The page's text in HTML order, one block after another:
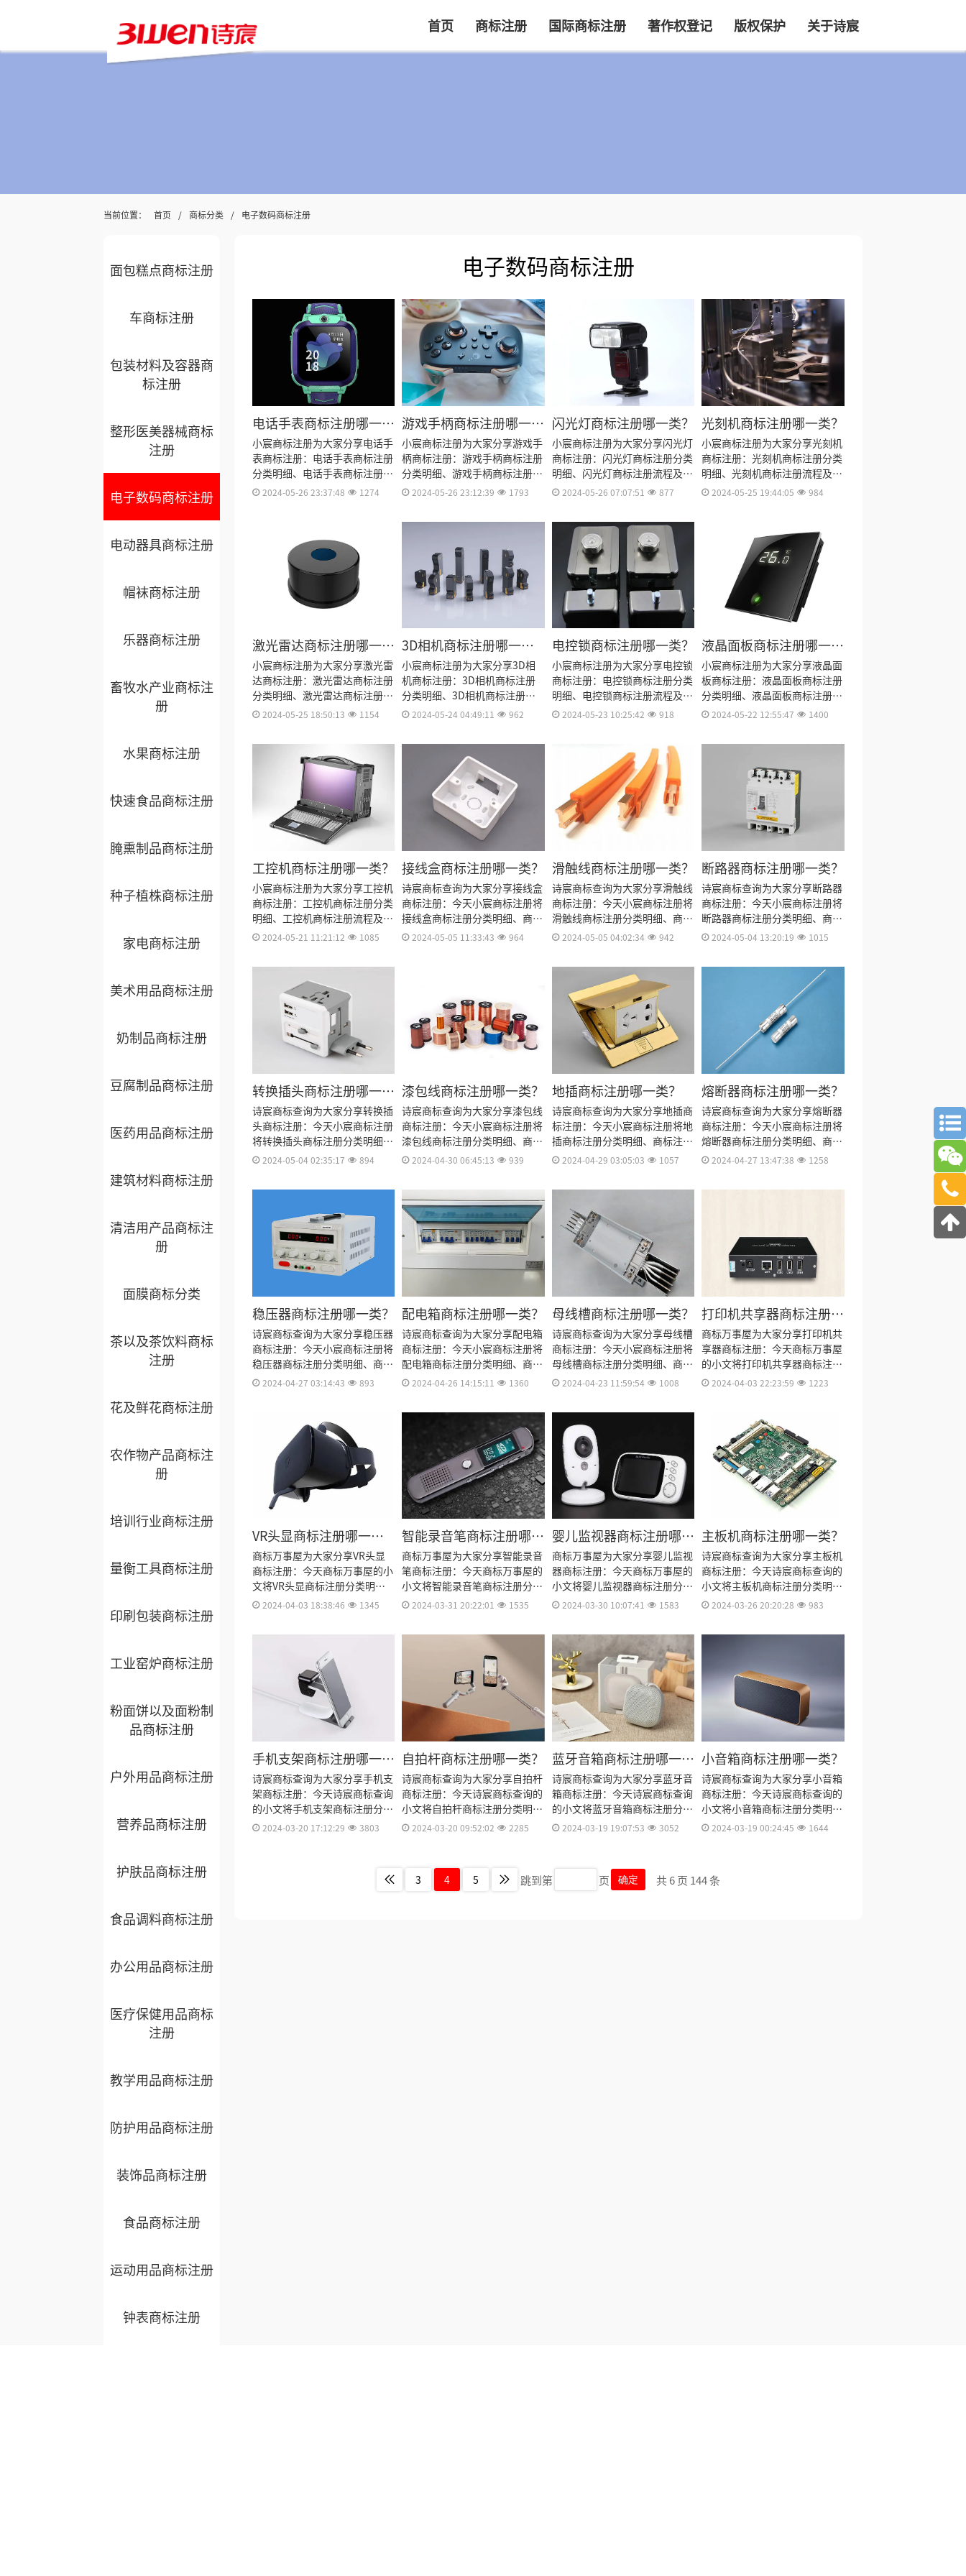
首页 商标注册 国际商标注册 著作权登记 版权保护 关于诗宸
当前位置： 首页 / 商标分类 / 电子数码商标注册
服装商标注册
奶茶商标注册
面包糕点商标注册
车商标注册
包装材料及容器商
标注册
整形医美器械商标
注册
电子数码商标注册
电动器具商标注册
帽袜商标注册
乐器商标注册
畜牧水产业商标注
册
水果商标注册
快速食品商标注册
腌熏制品商标注册
种子植株商标注册
家电商标注册
美术用品商标注册
奶制品商标注册
豆腐制品商标注册
医药用品商标注册
建筑材料商标注册
清洁用产品商标注
册
面膜商标分类
茶以及茶饮料商标
注册
花及鲜花商标注册
农作物产品商标注
册
培训行业商标注册
量衡工具商标注册
印刷包装商标注册
工业窑炉商标注册
粉面饼以及面粉制
品商标注册
户外用品商标注册
营养品商标注册
护肤品商标注册
食品调料商标注册
办公用品商标注册
医疗保健用品商标
注册
教学用品商标注册
防护用品商标注册
装饰品商标注册
食品商标注册
运动用品商标注册
钟表商标注册
电子数码商标注册
电话手表商标注册哪一
类？
小宸商标注册为大家分享电话手
表商标注册：电话手表商标注册
分类明细、电话手表商标注册流
程及费用、电话手表商标注册多
2024-05-26 23:37:48 1274
游戏手柄商标注册哪一
类？
小宸商标注册为大家分享游戏手
柄商标注册：游戏手柄商标注册
分类明细、游戏手柄商标注册流
程及费用、游戏手柄商标注册多
2024-05-26 23:12:39 1793
闪光灯商标注册哪一类？
小宸商标注册为大家分享闪光灯
商标注册：闪光灯商标注册分类
明细、闪光灯商标注册流程及费
用、闪光灯商标注册多久、闪光
2024-05-26 07:07:51 877
光刻机商标注册哪一类？
小宸商标注册为大家分享光刻机
商标注册：光刻机商标注册分类
明细、光刻机商标注册流程及费
用、光刻机商标注册多久、光刻
2024-05-25 19:44:05 984
激光雷达商标注册哪一
类？
小宸商标注册为大家分享激光雷
达商标注册：激光雷达商标注册
分类明细、激光雷达商标注册流
程及费用、激光雷达商标注册多
标注册证书有效期等资料整理出
2024-05-25 18:50:13 1154
3D相机商标注册哪一
类？
小宸商标注册为大家分享3D相
机商标注册：3D相机商标注册
分类明细、3D相机商标注册流
程及费用、3D相机商标注册多
标注册证书有效期等资料整理出
2024-05-24 04:49:11 962
电控锁商标注册哪一类？
小宸商标注册为大家分享电控锁
商标注册：电控锁商标注册分类
明细、电控锁商标注册流程及费
用、电控锁商标注册多久、电控
2024-05-23 10:25:42 918
液晶面板商标注册哪一
类？
小宸商标注册为大家分享液晶面
板商标注册：液晶面板商标注册
分类明细、液晶面板商标注册流
程及费用、液晶面板商标注册多
标注册证书有效期等资料整理出
2024-05-22 12:55:47 1400
工控机商标注册哪一类？
小宸商标注册为大家分享工控机
商标注册：工控机商标注册分类
明细、工控机商标注册流程及费
用、工控机商标注册多久、工控
有效期等资料整理出来。
2024-05-21 11:21:12 1085
接线盒商标注册哪一类？
诗宸商标查询为大家分享接线盒
商标注册：今天小宸商标注册将
接线盒商标注册分类明细、商标
注册流程及费用、商标注册多
2024-05-05 11:33:43 964
滑触线商标注册哪一类？
诗宸商标查询为大家分享滑触线
商标注册：今天小宸商标注册将
滑触线商标注册分类明细、商标
注册流程及费用、商标注册多
书有效期等资料整理出来。
2024-05-05 04:02:34 942
断路器商标注册哪一类？
诗宸商标查询为大家分享断路器
商标注册：今天小宸商标注册将
断路器商标注册分类明细、商标
注册流程及费用、商标注册多
书有效期等资料整理出来。
2024-05-04 13:20:19 1015
转换插头商标注册哪一
类？
诗宸商标查询为大家分享转换插
头商标注册：今天小宸商标注册
将转换插头商标注册分类明细、
商标注册流程及费用、商标注册
2024-05-04 02:35:17 894
漆包线商标注册哪一类？
诗宸商标查询为大家分享漆包线
商标注册：今天小宸商标注册将
漆包线商标注册分类明细、商标
注册流程及费用、商标注册多
2024-04-30 06:45:13 939
地插商标注册哪一类？
诗宸商标查询为大家分享地插商
标注册：今天小宸商标注册将地
插商标注册分类明细、商标注册
流程及费用、商标注册多久、商
2024-04-29 03:05:03 1057
熔断器商标注册哪一类？
诗宸商标查询为大家分享熔断器
商标注册：今天小宸商标注册将
熔断器商标注册分类明细、商标
注册流程及费用、商标注册多
2024-04-27 13:47:38 1258
稳压器商标注册哪一类？
诗宸商标查询为大家分享稳压器
商标注册：今天小宸商标注册将
稳压器商标注册分类明细、商标
注册流程及费用、商标注册多
2024-04-27 03:14:43 893
配电箱商标注册哪一类？
诗宸商标查询为大家分享配电箱
商标注册：今天小宸商标注册将
配电箱商标注册分类明细、商标
注册流程及费用、商标注册多
2024-04-26 14:15:11 1360
母线槽商标注册哪一类？
诗宸商标查询为大家分享母线槽
商标注册：今天小宸商标注册将
母线槽商标注册分类明细、商标
注册流程及费用、商标注册多
2024-04-23 11:59:54 1008
打印机共享器商标注册哪
一类？
商标万事屋为大家分享打印机共
享器商标注册：今天商标万事屋
的小文将打印机共享器商标注册
分类明细、商标注册流程及费
整理出来。
2024-04-03 22:23:59 1223
VR头显商标注册哪一
类？
商标万事屋为大家分享VR头显
商标注册：今天商标万事屋的小
文将VR头显商标注册分类明
细、商标注册流程及费用、商标
注册证书有效期等资料整理出
2024-04-03 18:38:46 1345
智能录音笔商标注册哪一
类？
商标万事屋为大家分享智能录音
笔商标注册：今天商标万事屋的
小文将智能录音笔商标注册分类
明细、商标注册流程及费用、商
标注册证书有效期等资料整理出
2024-03-31 20:22:01 1535
婴儿监视器商标注册哪一
类？
商标万事屋为大家分享婴儿监视
器商标注册：今天商标万事屋的
小文将婴儿监视器商标注册分类
明细、商标注册流程及费用、商
标注册证书有效期等资料整理出
来。
2024-03-30 10:07:41 1583
主板机商标注册哪一类？
诗宸商标查询为大家分享主板机
商标注册：今天诗宸商标查询的
小文将主板机商标注册分类明
细、商标注册流程及费用、商标
注册证书有效期等资料整理出
2024-03-26 20:20:28 983
手机支架商标注册哪一
类？
诗宸商标查询为大家分享手机支
架商标注册：今天诗宸商标查询
的小文将手机支架商标注册分类
明细、商标注册流程及费用、商
2024-03-20 17:12:29 3803
自拍杆商标注册哪一类？
诗宸商标查询为大家分享自拍杆
商标注册：今天诗宸商标查询的
小文将自拍杆商标注册分类明
细、商标注册流程及费用、商标
来。
2024-03-20 09:52:02 2285
蓝牙音箱商标注册哪一
类？
诗宸商标查询为大家分享蓝牙音
箱商标注册：今天诗宸商标查询
的小文将蓝牙音箱商标注册分类
明细、商标注册流程及费用、商
来。
2024-03-19 19:07:53 3052
小音箱商标注册哪一类？
诗宸商标查询为大家分享小音箱
商标注册：今天诗宸商标查询的
小文将小音箱商标注册分类明
细、商标注册流程及费用、商标
2024-03-19 00:24:45 1644
3 4 5 跳到第 页 确定 共 6 页 144 条